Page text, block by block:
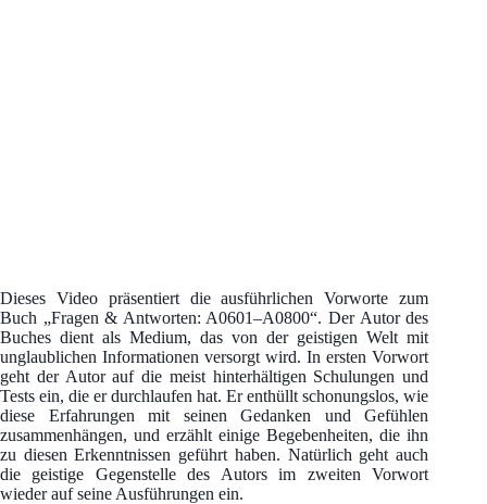
Dieses Video präsentiert die ausführlichen Vorworte zum
Buch „Fragen & Antworten: A0601–A0800“. Der Autor des
Buches dient als Medium, das von der geistigen Welt mit
unglaublichen Informationen versorgt wird. In ersten Vorwort
geht der Autor auf die meist hinterhältigen Schulungen und
Tests ein, die er durchlaufen hat. Er enthüllt schonungslos, wie
diese Erfahrungen mit seinen Gedanken und Gefühlen
zusammenhängen, und erzählt einige Begebenheiten, die ihn
zu diesen Erkenntnissen geführt haben. Natürlich geht auch
die geistige Gegenstelle des Autors im zweiten Vorwort
wieder auf seine Ausführungen ein.